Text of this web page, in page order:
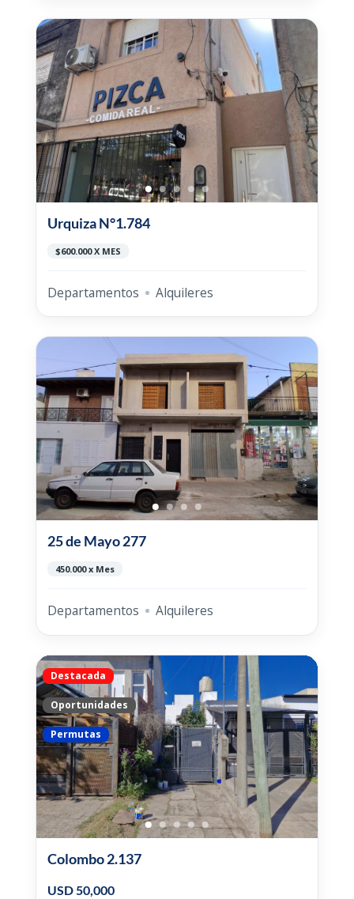
Urquiza N°1.784
$600.000 X MES
Departamentos Alquileres
25 de Mayo 277
450.000 x Mes
Departamentos Alquileres
Destacada
Oportunidades
Permutas
Colombo 2.137
USD 50,000